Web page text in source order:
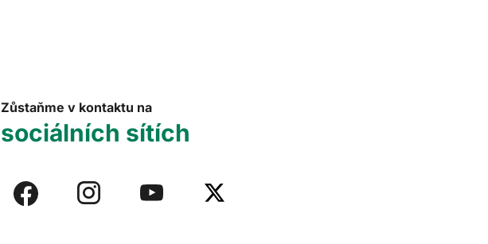
Zůstaňme v kontaktu na
sociálních sítích